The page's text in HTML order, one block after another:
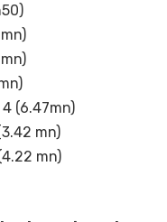
(6.47mn)
mn)
mn)